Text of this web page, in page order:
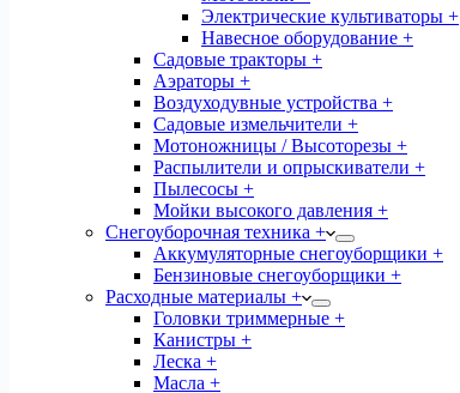
Электрические культиваторы +
Навесное оборудование +
Садовые тракторы +
Аэраторы +
Воздуходувные устройства +
Садовые измельчители +
Мотоножницы / Высоторезы +
Распылители и опрыскиватели +
Пылесосы +
Мойки высокого давления +
Снегоуборочная техника +
Аккумуляторные снегоуборщики +
Бензиновые снегоуборщики +
Расходные материалы +
Головки триммерные +
Канистры +
Леска +
Масла +